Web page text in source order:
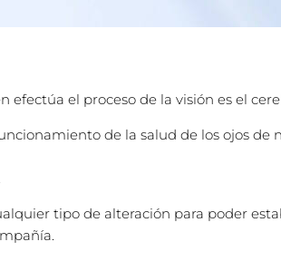
el proceso de la visión es el
de la salud de los ojos de
tipo de alteración para poder